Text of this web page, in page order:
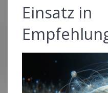
Einsatz in